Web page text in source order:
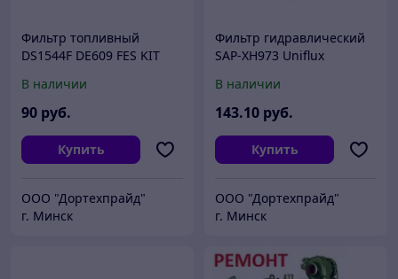
Фильтр топливный
DS1544F DE609 FES KIT
Donaldson) к трактору
John Deere 8430, 8330,
8530
В наличии
90 руб.
Купить
ООО "Дортехпрайд"
г. Минск
Фильтр гидравлический
SAP-XH973 Uniflux
Donaldson) к трактору
John Deere 8430, 8330,
В наличии
143.10 руб.
Купить
ООО "Дортехпрайд"
г. Минск